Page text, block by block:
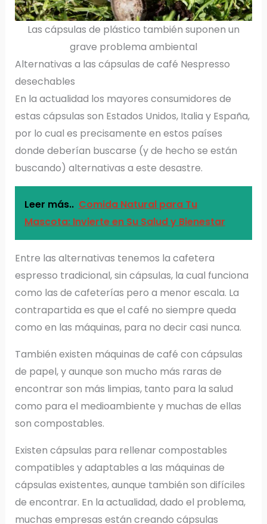
Las cápsulas de plástico también suponen un
grave problema ambiental
Alternativas a las cápsulas de café Nespresso
desechables
En la actualidad los mayores consumidores de
estas cápsulas son Estados Unidos, Italia y España,
por lo cual es precisamente en estos países
donde deberían buscarse (y de hecho se están
buscando) alternativas a este desastre.
Leer más.. Comida Natural para Tu
Mascota: Invierte en Su Salud y Bienestar
Entre las alternativas tenemos la cafetera
espresso tradicional, sin cápsulas, la cual funciona
como las de cafeterías pero a menor escala. La
contrapartida es que el café no siempre queda
como en las máquinas, para no decir casi nunca.
También existen máquinas de café con cápsulas
de papel, y aunque son mucho más raras de
encontrar son más limpias, tanto para la salud
como para el medioambiente y muchas de ellas
son compostables.
Existen cápsulas para rellenar compostables
compatibles y adaptables a las máquinas de
cápsulas existentes, aunque también son difíciles
de encontrar. En la actualidad, dado el problema,
muchas empresas están creando cápsulas